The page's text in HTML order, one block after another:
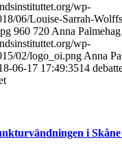
wp-
06/Louise-Sarrah-
960 720 Anna Palmehag
wp-
02/logo_oi.png Anna
06-17 17:49:3514
i